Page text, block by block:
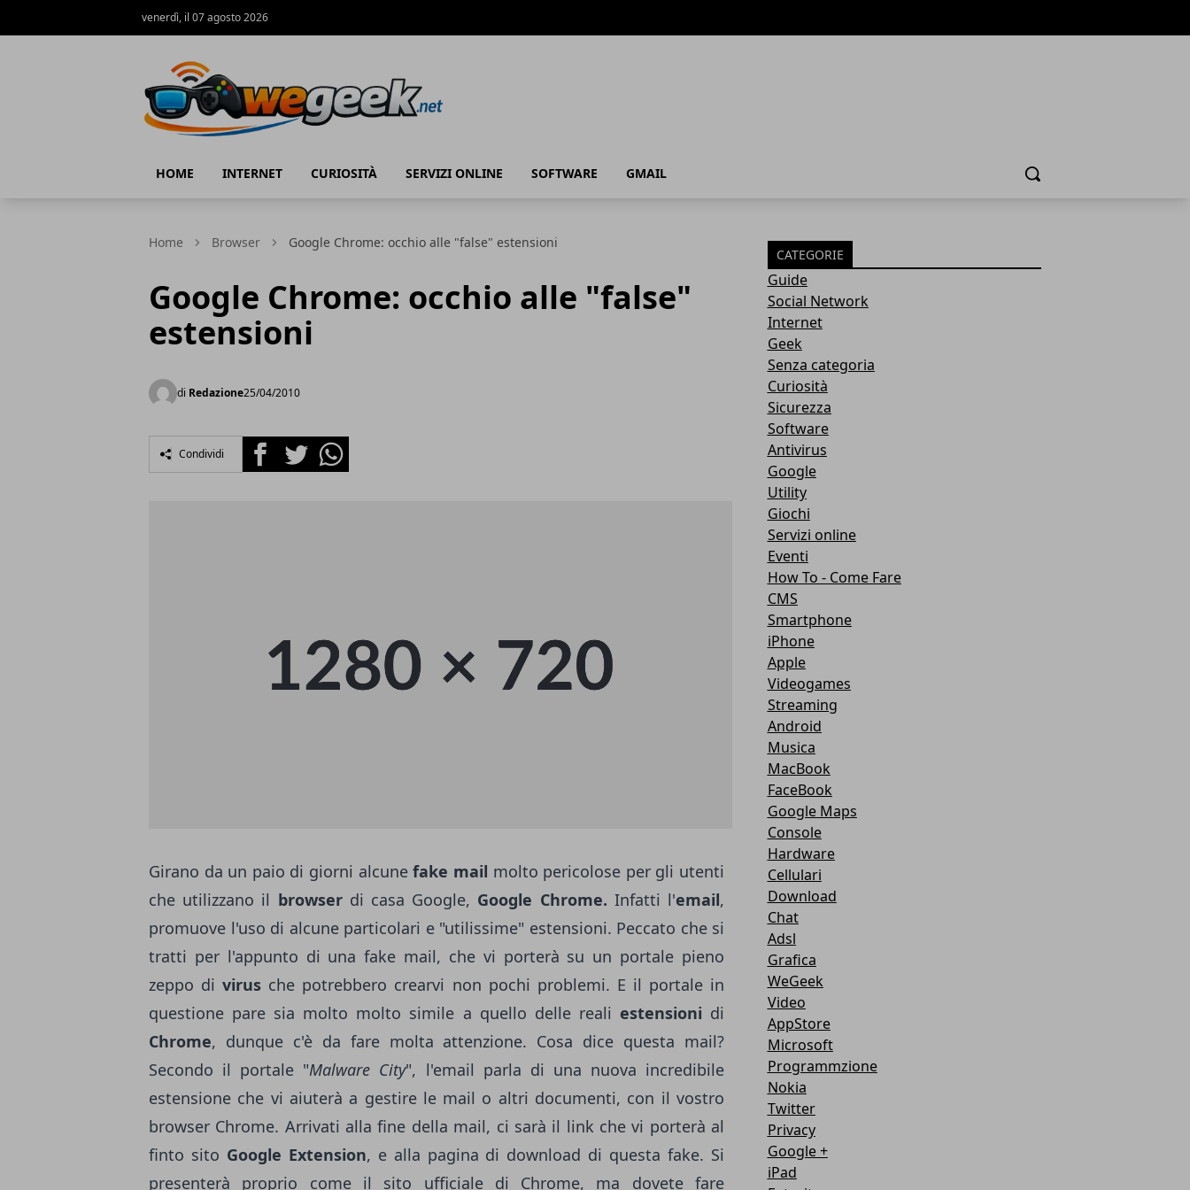
venerdì, il 07 agosto 2026
HOME INTERNET CURIOSITÀ SERVIZI ONLINE SOFTWARE GMAIL Cerca
Home Browser Google Chrome: occhio alle "false" estensioni
Google Chrome: occhio alle "false"
estensioni
di Redazione25/04/2010
Condividi FacebookTwitterWhatsapp
Girano da un paio di giorni alcunefake mail molto pericolose per gli utenti
che utilizzano il browser di casa Google, Google Chrome. Infatti l'email,
promuove l'uso di alcune particolari e "utilissime" estensioni. Peccato che si
tratti per l'appunto di una fake mail, che vi porterà su un portale pieno
zeppo divirus che potrebbero crearvi non pochi problemi. E il portale in
questione pare sia molto molto simile a quello delle reali estensioni di
Chrome, dunque c'è da fare molta attenzione. Cosa dice questa mail?
Secondo il portale "Malware City", l'email parla di una nuova incredibile
estensione che vi aiuterà a gestire le mail o altri documenti, con il vostro
browser Chrome. Arrivati alla fine della mail, ci sarà il link che vi porterà al
finto sito Google Extension, e alla pagina di download di questa fake. Si
presenterà proprio come il sito ufficiale di Chrome, ma dovete fare
CATEGORIE
Guide
Social Network
Internet
Geek
Senza categoria
Curiosità
Sicurezza
Software
Antivirus
Google
Utility
Giochi
Servizi online
Eventi
How To - Come Fare
CMS
Smartphone
iPhone
Apple
Videogames
Streaming
Android
Musica
MacBook
FaceBook
Google Maps
Console
Hardware
Cellulari
Download
Chat
Adsl
Grafica
WeGeek
Video
AppStore
Microsoft
Programmzione
Nokia
Twitter
Privacy
Google +
iPad